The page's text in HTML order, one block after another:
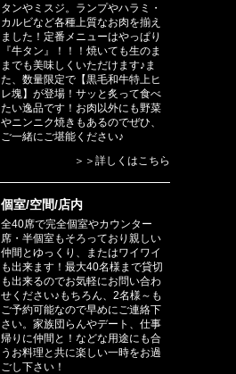
タンやミスジ。ランプやハラミ・
カルビなど各種上質なお肉を揃え
ました！定番メニューはやっぱり
『牛タン』！！！焼いても生のま
までも美味しくいただけます♪ま
た、数量限定で【黒毛和牛特上ヒ
レ塊】が登場！サッと炙って食べ
たい逸品です！お肉以外にも野菜
やニンニク焼きもあるのでぜひ、
ご一緒にご堪能ください♪
＞＞詳しくはこちら
個室/空間/店内
全40席で完全個室やカウンター
席・半個室もそろっており親しい
仲間とゆっくり、またはワイワイ
も出来ます！最大40名様まで貸切
も出来るのでお気軽にお問い合わ
せください♪もちろん、2名様～も
ご予約可能なので早めにご連絡下
さい。家族団らんやデート、仕事
帰りに仲間と！などな用途にも合
うお料理と共に楽しい一時をお過
ごし下さい！